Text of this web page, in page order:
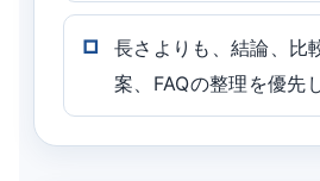
長さよりも、結論、比
案、FAQの整理を優先